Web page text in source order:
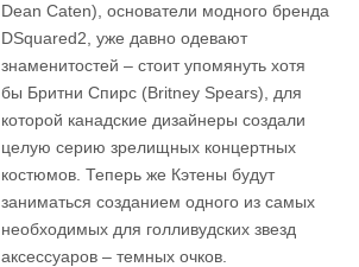
Dean Caten), основатели модного бренда
DSquared2, уже давно одевают
знаменитостей – стоит упомянуть хотя
бы Бритни Спирс (Britney Spears), для
которой канадские дизайнеры создали
целую серию зрелищных концертных
костюмов. Теперь же Кэтены будут
заниматься созданием одного из самых
необходимых для голливудских звезд
аксессуаров – темных очков.